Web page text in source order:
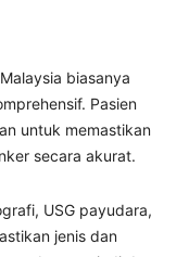
biasanya
Pasien
untuk memastikan
secara akurat.
USG payudara,
jenis dan